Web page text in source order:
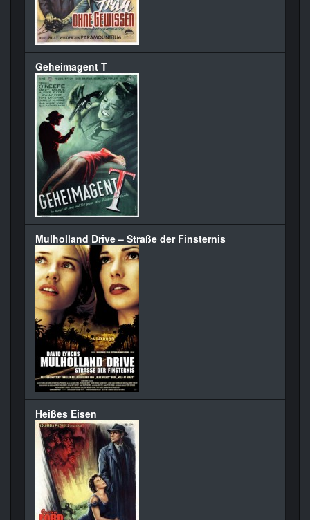
Geheimagent T
Mulholland Drive – Straße der Finsternis
Heißes Eisen